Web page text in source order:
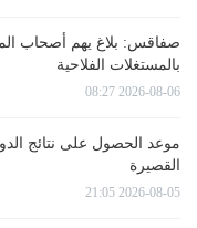
صفاقس: بلاغ يهم أصحاب
بالمستغلات الفلاحية
2026-08-06 08:27
موعد الحصول على نتائج
القصيرة
2026-08-05 21:05